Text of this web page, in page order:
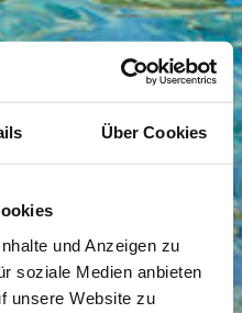
Über Cookies
und Anzeigen zu
soziale Medien anbieten
unsere Website zu